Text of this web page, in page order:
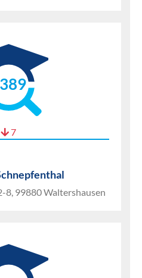
7
8, 99880 Waltershausen